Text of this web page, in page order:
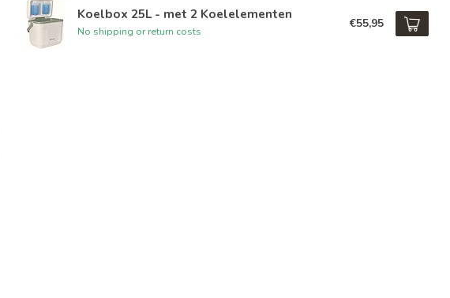
Koelbox 25L - met 2 Koelelementen
No shipping or return costs
€55,95